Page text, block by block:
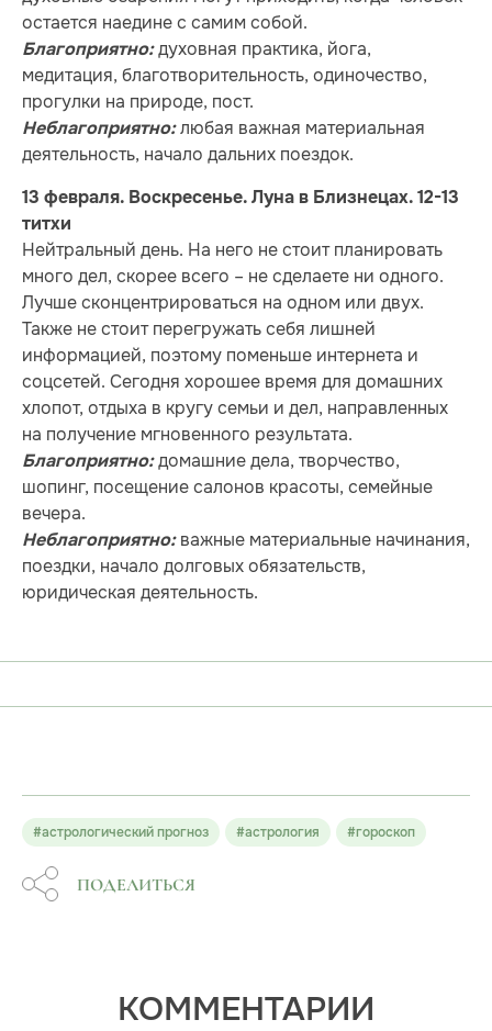
остается наедине с самим собой.
Благоприятно:духовная практика, йога,
медитация, благотворительность, одиночество,
прогулки на природе, пост.
Неблагоприятно:любая важная материальная
деятельность, начало дальних поездок.
13 февраля. Воскресенье. Луна в Близнецах. 12-13
титхи
Нейтральный день. На него не стоит планировать
много дел, скорее всего – не сделаете ни одного.
Лучше сконцентрироваться на одном или двух.
Также не стоит перегружать себя лишней
информацией, поэтому поменьше интернета и
соцсетей. Сегодня хорошее время для домашних
хлопот, отдыха в кругу семьи и дел, направленных
на получение мгновенного результата.
Благоприятно:домашние дела, творчество,
шопинг, посещение салонов красоты, семейные
вечера.
Неблагоприятно:важные материальные начинания,
поездки, начало долговых обязательств,
юридическая деятельность.
#астрологический прогноз #астрология #гороскоп
ПОДЕЛИТЬСЯ
КОММЕНТАРИИ